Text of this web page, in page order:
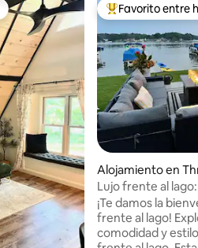
Favorito entre
Favorito entre
Alojamiento en
Lujo frente al
servicios, vistas
¡Te damos la
frente al lago!
comodidad y